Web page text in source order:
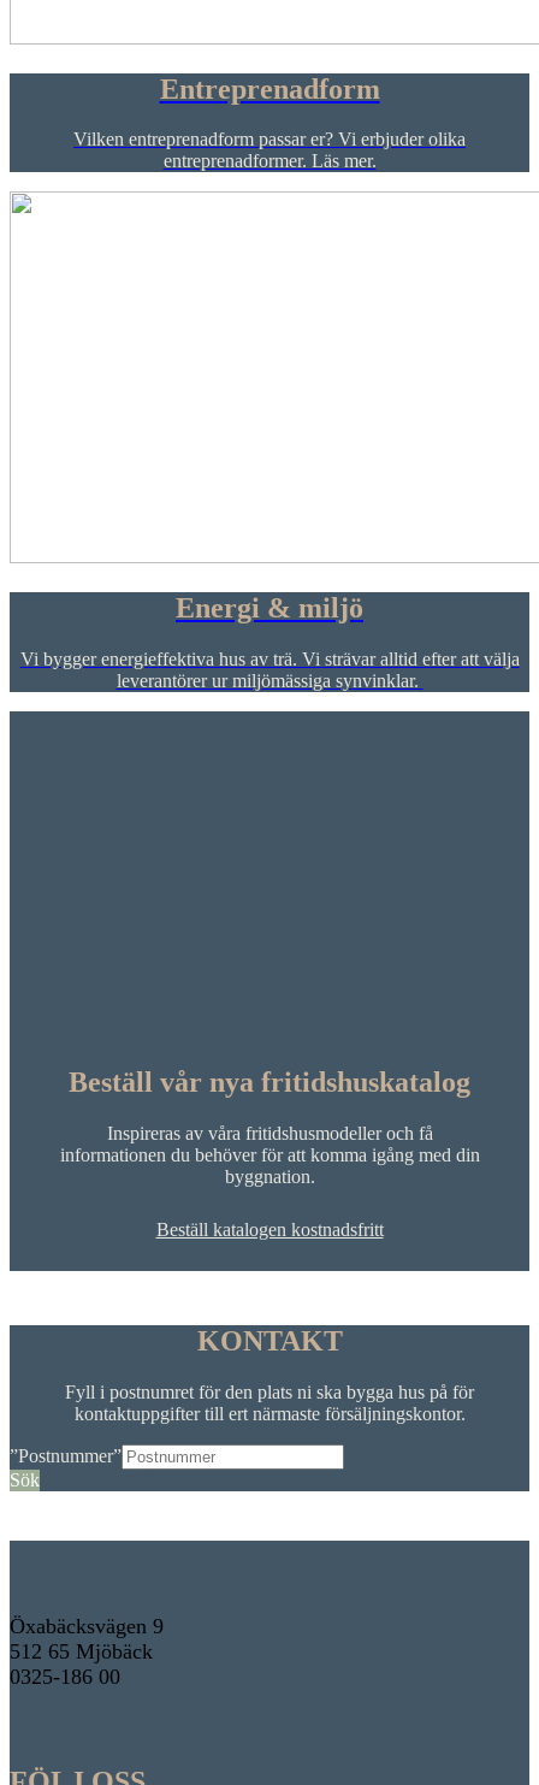
Entreprenadform
Vilken entreprenadform passar er? Vi erbjuder olika
entreprenadformer. Läs mer.
Energi & miljö
Vi bygger energieffektiva hus av trä. Vi strävar alltid efter att välja
leverantörer ur miljömässiga synvinklar.
Beställ vår nya fritidshuskatalog
Inspireras av våra fritidshusmodeller och få
informationen du behöver för att komma igång med din
byggnation.
Beställ katalogen kostnadsfritt
KONTAKT
Fyll i postnumret för den plats ni ska bygga hus på för
kontaktuppgifter till ert närmaste försäljningskontor.
”Postnummer”
Sök
Öxabäcksvägen 9
512 65 Mjöbäck
0325-186 00